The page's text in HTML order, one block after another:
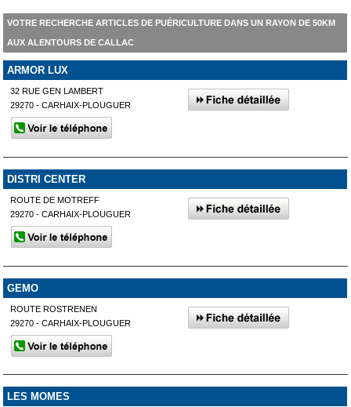
VOTRE RECHERCHE ARTICLES DE PUÉRICULTURE DANS UN RAYON DE 50KM
AUX ALENTOURS DE CALLAC
ARMOR LUX
32 RUE GEN LAMBERT
29270 - CARHAIX-PLOUGUER
DISTRI CENTER
ROUTE DE MOTREFF
29270 - CARHAIX-PLOUGUER
GEMO
ROUTE ROSTRENEN
29270 - CARHAIX-PLOUGUER
LES MOMES